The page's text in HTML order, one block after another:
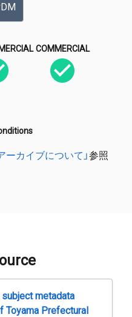
COMMERCIAL
ーカイブについて」参照
metadata
Toyama Prefectural